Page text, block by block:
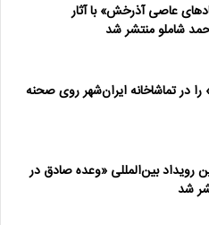
عاصی آذرخش» با آثار
شاملو منتشر شد
در تماشاخانه ایران‌شهر روی صحنه
رویداد بین‌المللی «وعده صادق در
شد